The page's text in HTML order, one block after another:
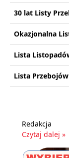
30 lat Listy
Okazjonalna
Lista
Lista
Redakcja
Czytaj dalej »